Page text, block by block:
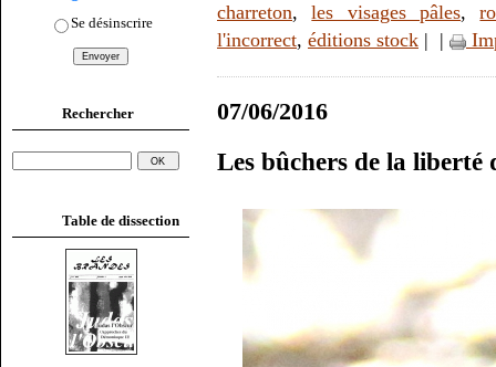
Se désinscrire
Rechercher
Table de dissection
charreton,les visages pâles,
l'incorrect, éditions stock | |
07/06/2016
Les bûchers de la liberté